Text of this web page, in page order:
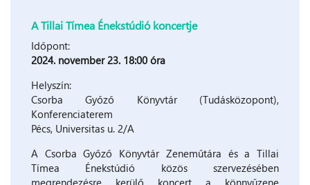
A Tillai Tímea Énekstúdió koncertje
Időpont:
2024. november 23. 18:00 óra
Helyszín:
Csorba Győző Könyvtár (Tudásközopont),
Konferenciaterem
Pécs, Universitas u. 2/A
A Csorba Győző Könyvtár Zeneműtára és a Tillai
Tímea Énekstúdió közös szervezésében
megrendezésre kerülő koncert a könnyűzene